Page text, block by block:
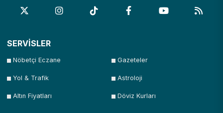
SERVİSLER
Nöbetçi Eczane Gazeteler
Yol & Trafik Astroloji
Altın Fiyatları Döviz Kurları